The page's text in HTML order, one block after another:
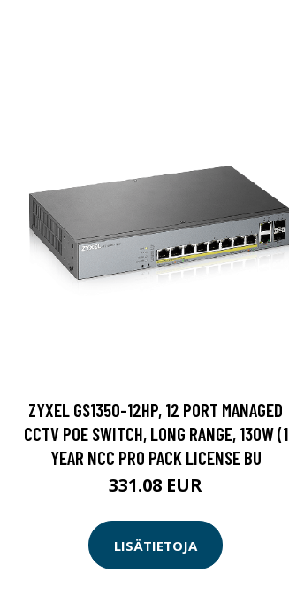
ZYXEL GS1350-12HP, 12 PORT MANAGED
CCTV POE SWITCH, LONG RANGE, 130W (1
YEAR NCC PRO PACK LICENSE BU
331.08 EUR
LISÄTIETOJA